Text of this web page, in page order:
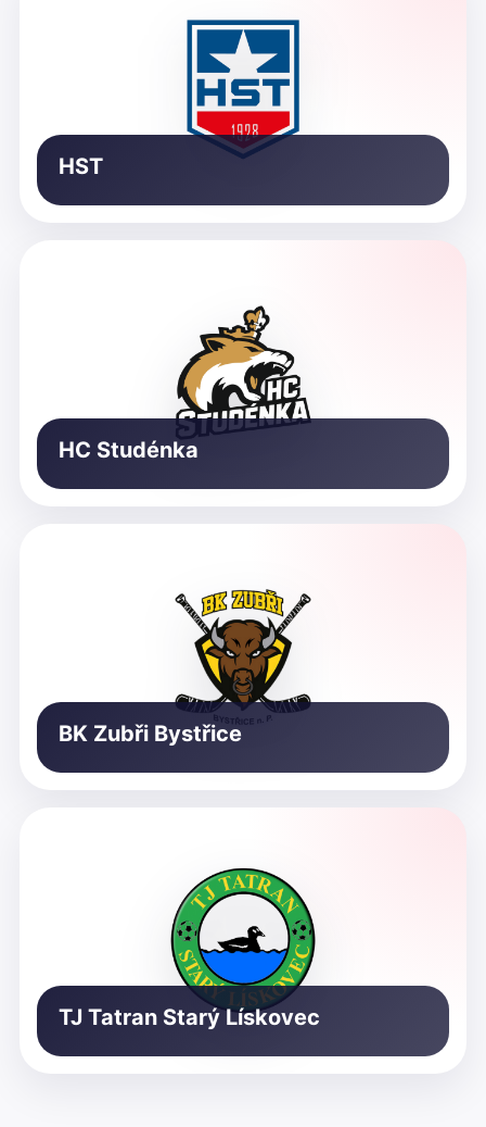
HST
HC Studénka
BK Zubři Bystřice
TJ Tatran Starý Lískovec